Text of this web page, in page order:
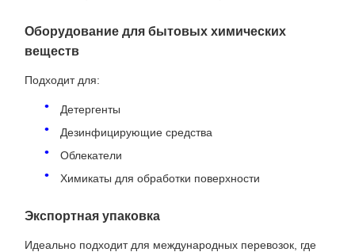
Оборудование для бытовых химических
веществ
Подходит для:
Детергенты
Дезинфицирующие средства
Облекатели
Химикаты для обработки поверхности
Экспортная упаковка
Идеально подходит для международных перевозок, где